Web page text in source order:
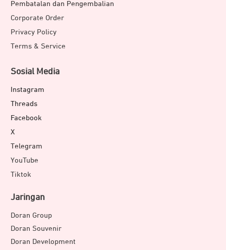
Pembatalan dan Pengembalian
Corporate Order
Privacy Policy
Terms & Service
Sosial Media
Instagram
Threads
Facebook
X
Telegram
YouTube
Tiktok
Jaringan
Doran Group
Doran Souvenir
Doran Development